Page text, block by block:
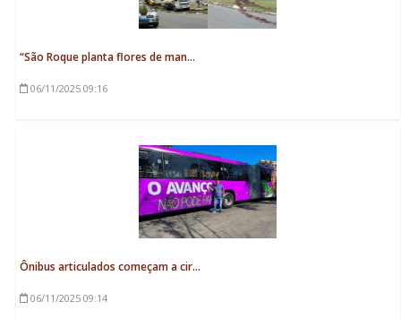
“São Roque planta flores de man...
06/11/2025 09:16
Ônibus articulados começam a cir...
06/11/2025 09:14